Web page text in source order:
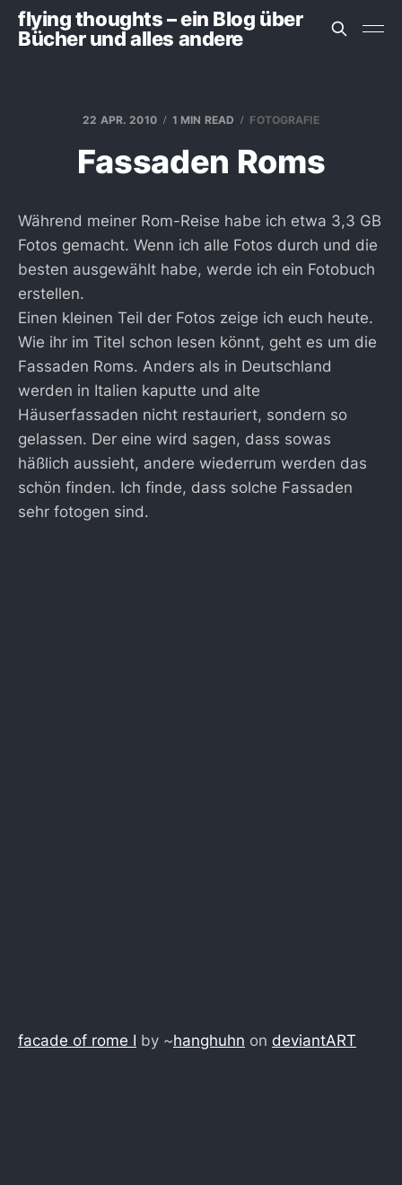
flying thoughts – ein Blog über
Bücher und alles andere
22 APR. 2010 1 MIN READ FOTOGRAFIE
Fassaden Roms
Während meiner Rom-Reise habe ich etwa 3,3 GB
Fotos gemacht. Wenn ich alle Fotos durch und die
besten ausgewählt habe, werde ich ein Fotobuch
erstellen.
Einen kleinen Teil der Fotos zeige ich euch heute.
Wie ihr im Titel schon lesen könnt, geht es um die
Fassaden Roms. Anders als in Deutschland
werden in Italien kaputte und alte
Häuserfassaden nicht restauriert, sondern so
gelassen. Der eine wird sagen, dass sowas
häßlich aussieht, andere wiederrum werden das
schön finden. Ich finde, dass solche Fassaden
sehr fotogen sind.
facade of rome I by ~hanghuhn on deviantART